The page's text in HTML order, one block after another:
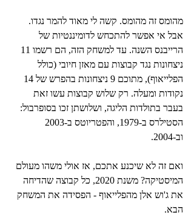
מהומס זה מהומס. קשה לי מאוד להמר נגדו.
אבל אי אפשר להתכחש לדומיננטיות של
ניצחונות נגד קבוצות עם מאזן חיובי (כולל
נקודות ומעלה. רק שלוש קבוצות עשו זאת
בעבר בתולדות הליגה, ושלושתן זכו בסופרבול:
וב-2004.
ואם זה לא שיכנע אתכם, אז אולי משהו מעולם
המיסטיקה? משנת 2020, כל קבוצה שהדיחה
את ג'וש אלן מהפלייאוף - הפסידה את המשחק
הבא.